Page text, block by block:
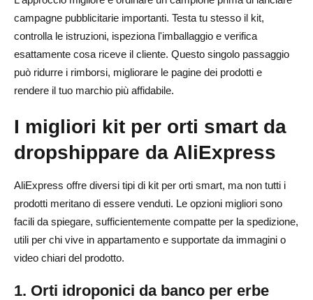
campagne pubblicitarie importanti. Testa tu stesso il kit,
controlla le istruzioni, ispeziona l'imballaggio e verifica
esattamente cosa riceve il cliente. Questo singolo passaggio
può ridurre i rimborsi, migliorare le pagine dei prodotti e
rendere il tuo marchio più affidabile.
I migliori kit per orti smart da
dropshippare da AliExpress
AliExpress offre diversi tipi di kit per orti smart, ma non tutti i
prodotti meritano di essere venduti. Le opzioni migliori sono
facili da spiegare, sufficientemente compatte per la spedizione,
utili per chi vive in appartamento e supportate da immagini o
video chiari del prodotto.
1. Orti idroponici da banco per erbe